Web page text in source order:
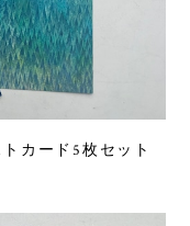
カード5枚セット